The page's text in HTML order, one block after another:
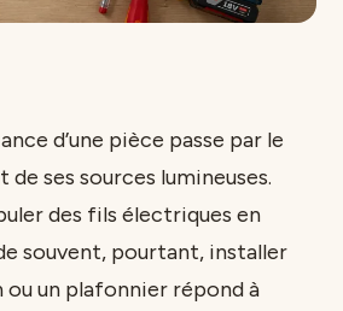
d’une pièce passe par le
ses sources lumineuses.
des fils électriques en
souvent, pourtant, installer
ou un plafonnier répond à